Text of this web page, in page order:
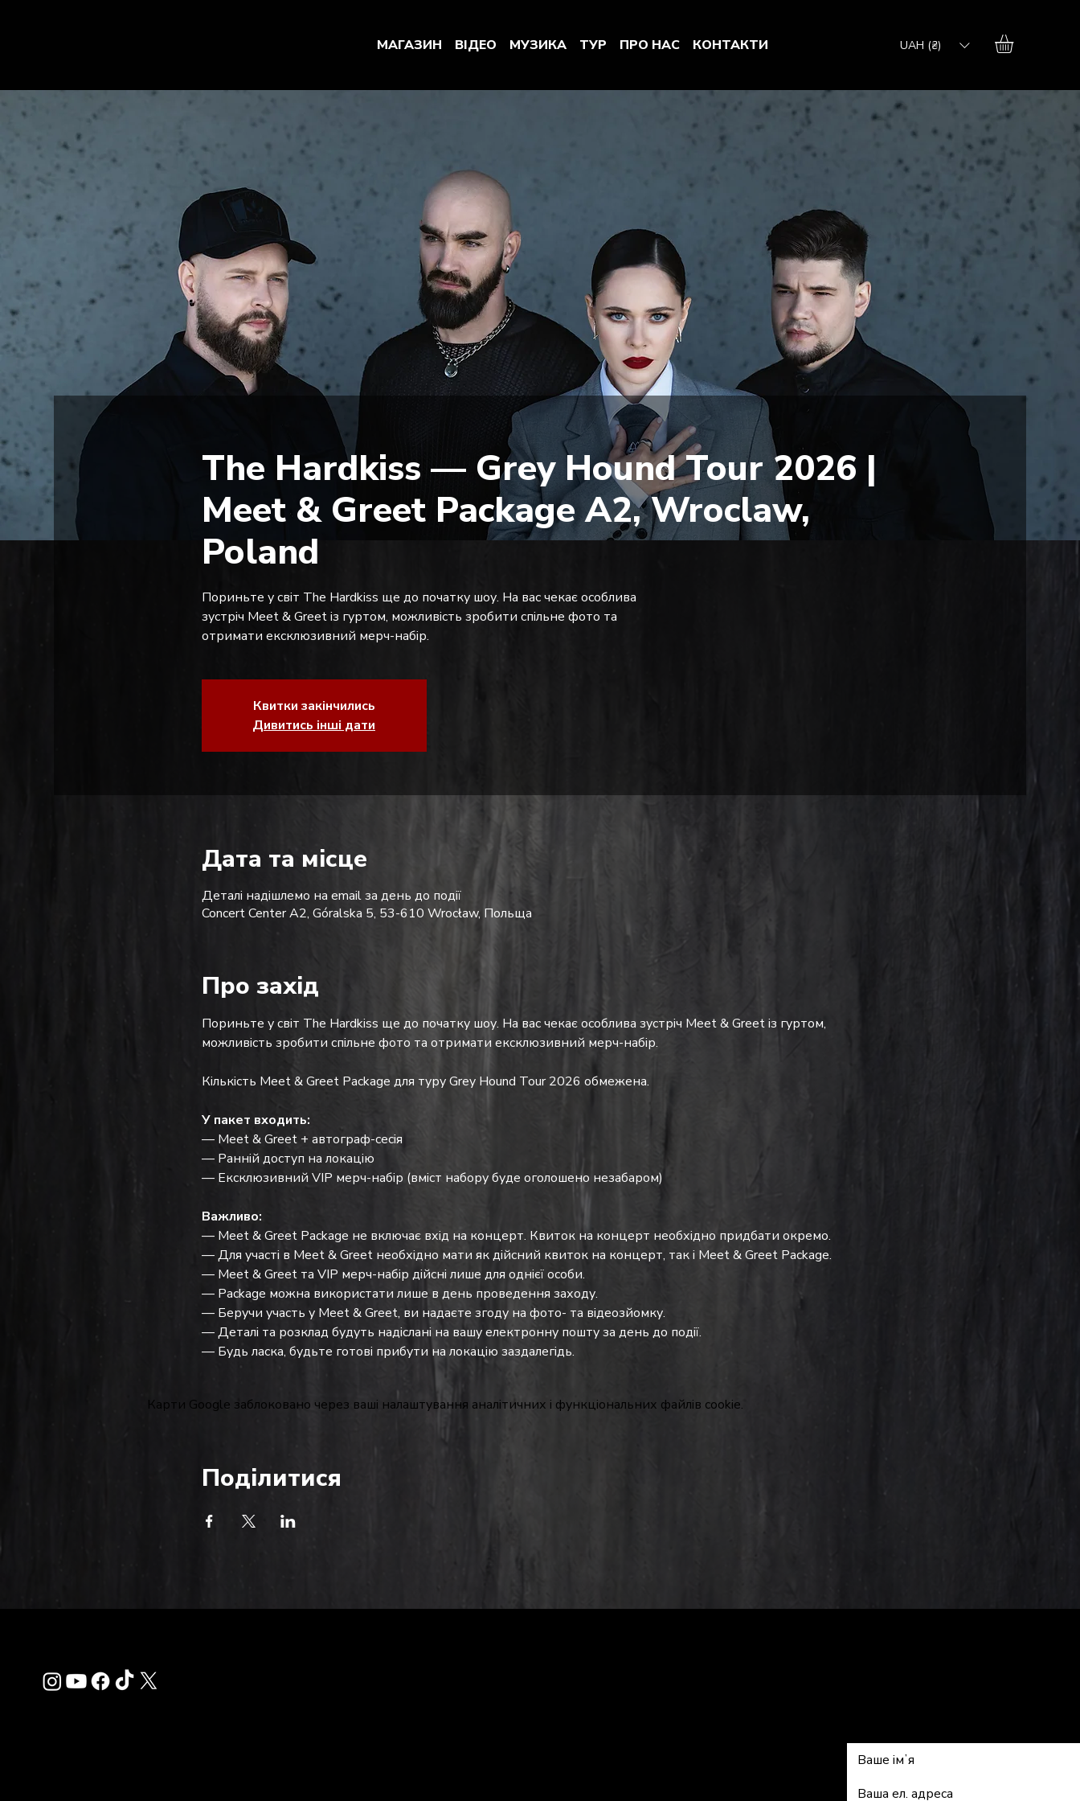
МАГАЗИН ВІДЕО МУЗИКА ТУР ПРО НАС КОНТАКТИ UAH (₴)
The Hardkiss — Grey Hound Tour 2026 |
Meet & Greet Package A2, Wroclaw,
Poland
Пориньте у світ The Hardkiss ще до початку шоу. На вас чекає особлива
зустріч Meet & Greet із гуртом, можливість зробити спільне фото та
отримати ексклюзивний мерч-набір.
Квитки закінчились
Дивитись інші дати
Дата та місце
Деталі надішлемо на email за день до події
Concert Center A2, Góralska 5, 53-610 Wrocław, Польща
Про захід
Пориньте у світ The Hardkiss ще до початку шоу. На вас чекає особлива зустріч Meet & Greet із гуртом,
можливість зробити спільне фото та отримати ексклюзивний мерч-набір.
Кількість Meet & Greet Package для туру Grey Hound Tour 2026 обмежена.
У пакет входить:
— Meet & Greet + автограф-сесія
— Ранній доступ на локацію
— Ексклюзивний VIP мерч-набір (вміст набору буде оголошено незабаром)
Важливо:
— Meet & Greet Package не включає вхід на концерт. Квиток на концерт необхідно придбати окремо.
— Для участі в Meet & Greet необхідно мати як дійсний квиток на концерт, так і Meet & Greet Package.
— Meet & Greet та VIP мерч-набір дійсні лише для однієї особи.
— Package можна використати лише в день проведення заходу.
— Беручи участь у Meet & Greet, ви надаєте згоду на фото- та відеозйомку.
— Деталі та розклад будуть надіслані на вашу електронну пошту за день до події.
— Будь ласка, будьте готові прибути на локацію заздалегідь.
Карти Google заблоковано через ваші налаштування аналітичних і функціональних файлів cookie.
Поділитися